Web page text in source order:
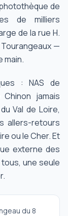
de
de milliers
de la rue H.
—
main.
: NAS de
jamais
Val de Loire,
allers-retours
ou le Cher. Et
externe des
une seule
du 8